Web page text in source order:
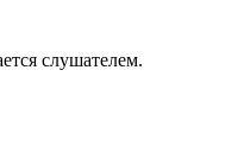
слушателем.